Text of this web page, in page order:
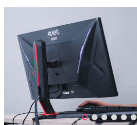
Guias e Dicas
O que são Hertz e como
Entenda de forma simples e direta o que
funcionam. Descubra como a taxa de
sua tela, a diferença entre as frequências e
FPS do seu hardware.